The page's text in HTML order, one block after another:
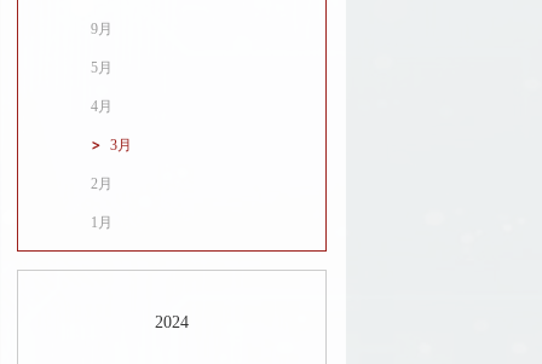
9月
5月
4月
3月
2月
1月
2024